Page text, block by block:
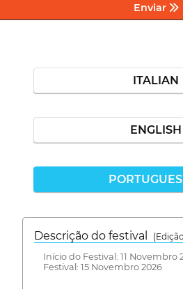
Enviar
ITALIAN
ENGLISH
Descrição do festival
Início do Festival: 11
Festival: 15 Novembro 2026